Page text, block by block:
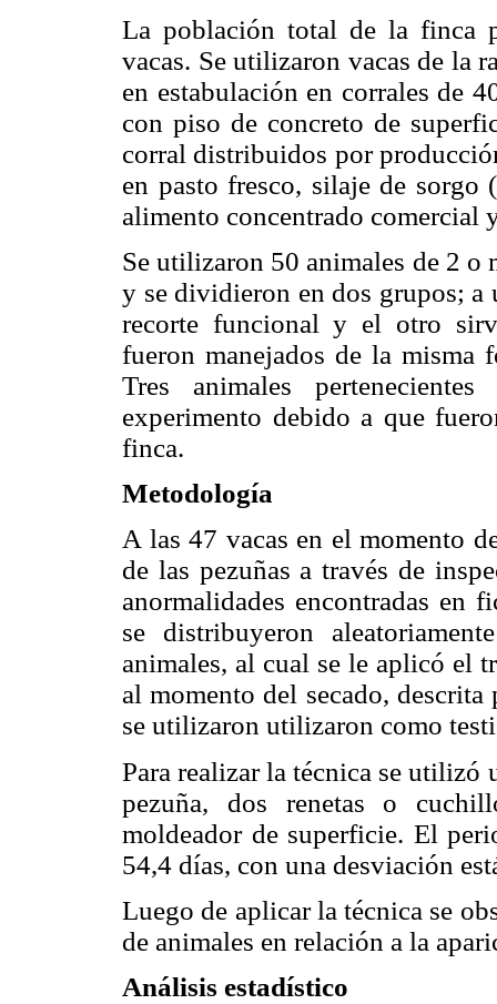
La población total de la finca
vacas. Se utilizaron vacas de la
en estabulación en corrales de
con piso de concreto de
corral distribuidos por
en pasto fresco, silaje de sorgo (
alimento concentrado comercial
Se utilizaron 50 animales de 2 o
y se dividieron en dos grupos; a
recorte funcional y el otro
fueron manejados de la misma
Tres animales
experimento debido a que
finca.
Metodología
A las 47 vacas en el momento
de las pezuñas a través de
anormalidades encontradas en
se distribuyeron
animales, al cual se le aplicó el
al momento del secado,
se utilizaron utilizaron como
Para realizar la técnica se
pezuña, dos renetas o
moldeador de superficie. El
54,4 días, con una desviación
Luego de aplicar la técnica se
de animales en relación a la
Análisis estadístico